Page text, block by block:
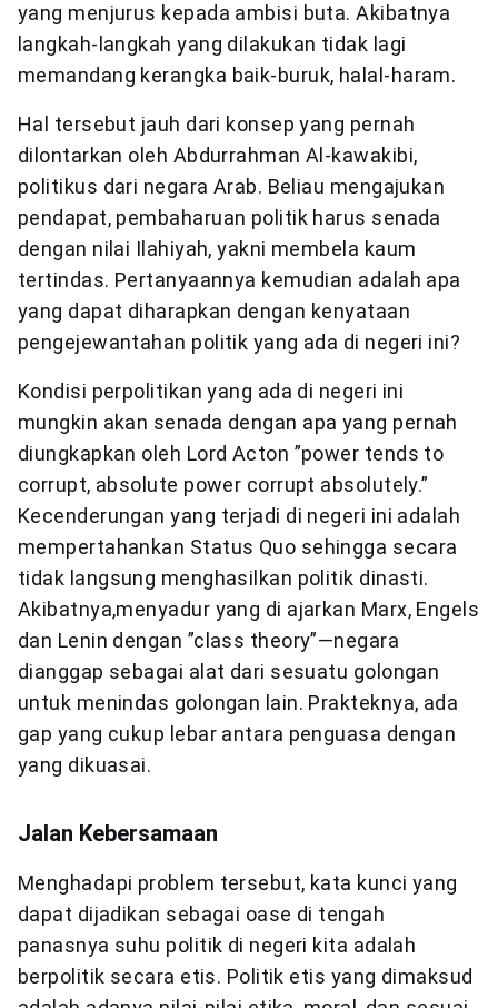
yang menjurus kepada ambisi buta. Akibatnya
langkah-langkah yang dilakukan tidak lagi
memandang kerangka baik-buruk, halal-haram.
Hal tersebut jauh dari konsep yang pernah
dilontarkan oleh Abdurrahman Al-kawakibi,
politikus dari negara Arab. Beliau mengajukan
pendapat, pembaharuan politik harus senada
dengan nilai Ilahiyah, yakni membela kaum
tertindas. Pertanyaannya kemudian adalah apa
yang dapat diharapkan dengan kenyataan
pengejewantahan politik yang ada di negeri ini?
Kondisi perpolitikan yang ada di negeri ini
mungkin akan senada dengan apa yang pernah
diungkapkan oleh Lord Acton ”power tends to
corrupt, absolute power corrupt absolutely.”
Kecenderungan yang terjadi di negeri ini adalah
mempertahankan Status Quo sehingga secara
tidak langsung menghasilkan politik dinasti.
Akibatnya,menyadur yang di ajarkan Marx, Engels
dan Lenin dengan ”class theory”—negara
dianggap sebagai alat dari sesuatu golongan
untuk menindas golongan lain. Prakteknya, ada
gap yang cukup lebar antara penguasa dengan
yang dikuasai.
Jalan Kebersamaan
Menghadapi problem tersebut, kata kunci yang
dapat dijadikan sebagai oase di tengah
panasnya suhu politik di negeri kita adalah
berpolitik secara etis. Politik etis yang dimaksud